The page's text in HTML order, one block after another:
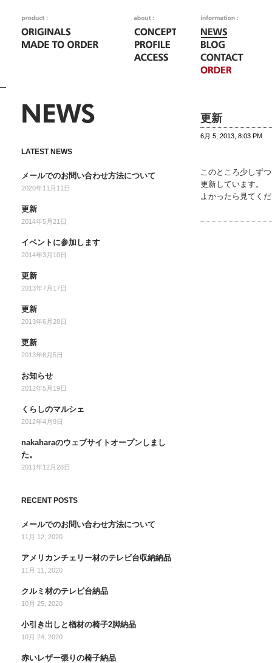
更新
6月 5, 2013, 8:03 PM
このところ少しず
更新しています。
よかったら見てく
LATEST NEWS
メールでのお問い合わせ方法について
2020年11月11日
更新
2014年5月21日
イベントに参加します
2014年3月10日
更新
2013年7月17日
更新
2013年6月28日
更新
2013年6月5日
お知らせ
2012年5月19日
くらしのマルシェ
2012年4月9日
nakaharaのウェブサイトオープンしまし
た。
2011年12月28日
RECENT POSTS
メールでのお問い合わせ方法について
11月 12, 2020
アメリカンチェリー材のテレビ台収納納品
11月 11, 2020
クルミ材のテレビ台納品
10月 25, 2020
小引き出しと楢材の椅子2脚納品
10月 24, 2020
赤いレザー張りの椅子納品